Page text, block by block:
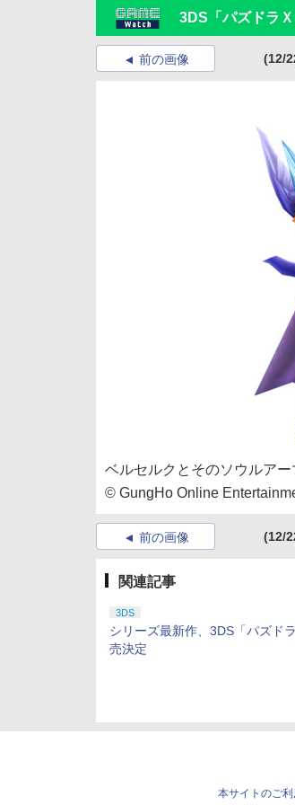
3DS「パズドラ
前の画像 (12/
ベルセルクとそのソウルアー
© GungHo Online
前の画像 (12/
関連記事
3DS
シリーズ最新作、3DS「パズド
売決定
本サイトのご